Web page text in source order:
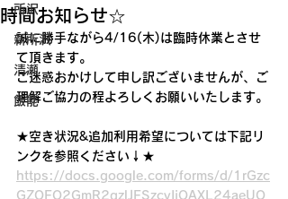
所沢
新所沢
清瀬
飯能
時間お知らせ☆
誠に勝手ながら4/16(木)は臨時休業とさせ
て頂きます。
ご迷惑おかけして申し訳ございませんが、ご
理解ご協力の程よろしくお願いいたします。
★空き状況&追加利用希望については下記リ
ンクを参照ください↓★
https://docs.google.com/forms/d/1rGzc
GZOFO2GmR2gzlJFSzcvIjQAXL24aeUO